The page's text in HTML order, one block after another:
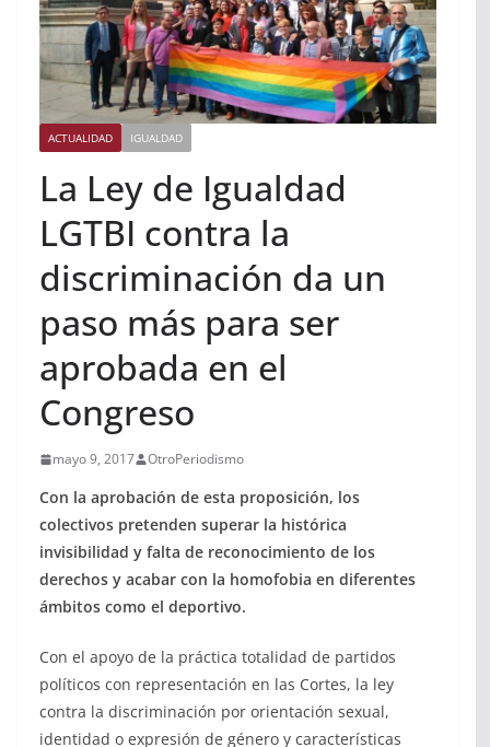
ACTUALIDAD IGUALDAD
La Ley de Igualdad
LGTBI contra la
discriminación da un
paso más para ser
aprobada en el
Congreso
mayo 9, 2017 OtroPeriodismo
Con la aprobación de esta proposición, los
colectivos pretenden superar la histórica
invisibilidad y falta de reconocimiento de los
derechos y acabar con la homofobia en diferentes
ámbitos como el deportivo.
Con el apoyo de la práctica totalidad de partidos
políticos con representación en las Cortes, la ley
contra la discriminación por orientación sexual,
identidad o expresión de género y características